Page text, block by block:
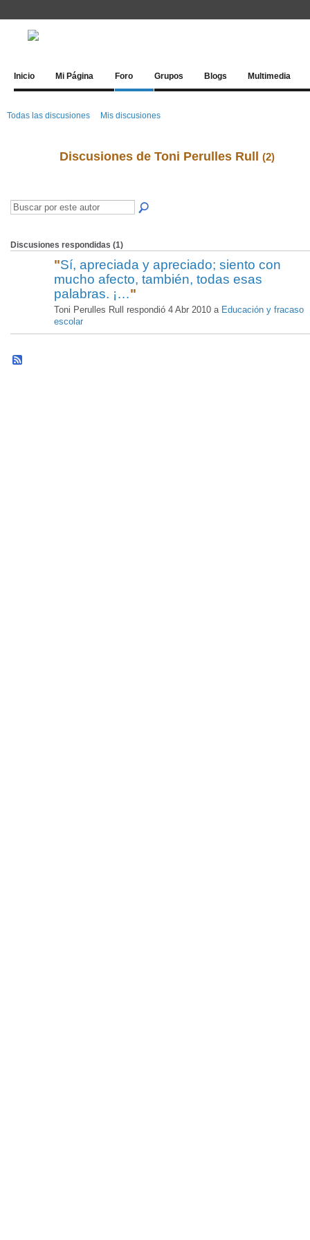
Inicio Mi Página Foro Grupos Blogs Multimedia
Todas las discusiones Mis discusiones
Discusiones de Toni Perulles Rull (2)
Discusiones respondidas (1)
"Sí, apreciada y apreciado; siento con
mucho afecto, también, todas esas
palabras. ¡…"
Toni Perulles Rull respondió 4 Abr 2010 a Educación y fracaso
escolar